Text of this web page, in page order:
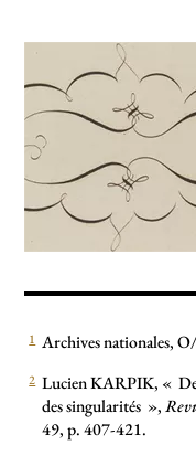
1 Archives nationales,
2 Lucien KARPIK, «
des singularités »,
49, p. 407-421.